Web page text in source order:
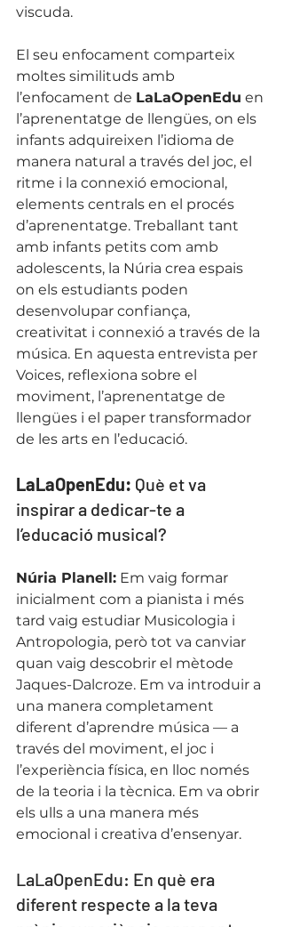
viscuda.
El seu enfocament comparteix
moltes similituds amb
l’enfocament de LaLaOpenEdu en
l’aprenentatge de llengües, on els
infants adquireixen l’idioma de
manera natural a través del joc, el
ritme i la connexió emocional,
elements centrals en el procés
d’aprenentatge. Treballant tant
amb infants petits com amb
adolescents, la Núria crea espais
on els estudiants poden
desenvolupar confiança,
creativitat i connexió a través de la
música. En aquesta entrevista per
Voices, reflexiona sobre el
moviment, l’aprenentatge de
llengües i el paper transformador
de les arts en l’educació.
LaLaOpenEdu: Què et va
inspirar a dedicar-te a
l’educació musical?
Núria Planell: Em vaig formar
inicialment com a pianista i més
tard vaig estudiar Musicologia i
Antropologia, però tot va canviar
quan vaig descobrir el mètode
Jaques-Dalcroze. Em va introduir a
una manera completament
diferent d’aprendre música — a
través del moviment, el joc i
l’experiència física, en lloc només
de la teoria i la tècnica. Em va obrir
els ulls a una manera més
emocional i creativa d’ensenyar.
LaLaOpenEdu: En què era
diferent respecte a la teva